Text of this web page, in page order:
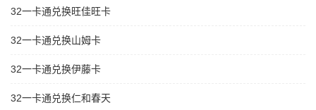
32一卡通兑换旺佳旺卡
32一卡通兑换山姆卡
32一卡通兑换伊藤卡
32一卡通兑换仁和春天